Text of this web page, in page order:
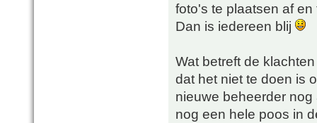
foto's te plaatsen af
Dan is iedereen blij
Wat betreft de
dat het niet te doen is
nieuwe beheerder
nog een hele poos in